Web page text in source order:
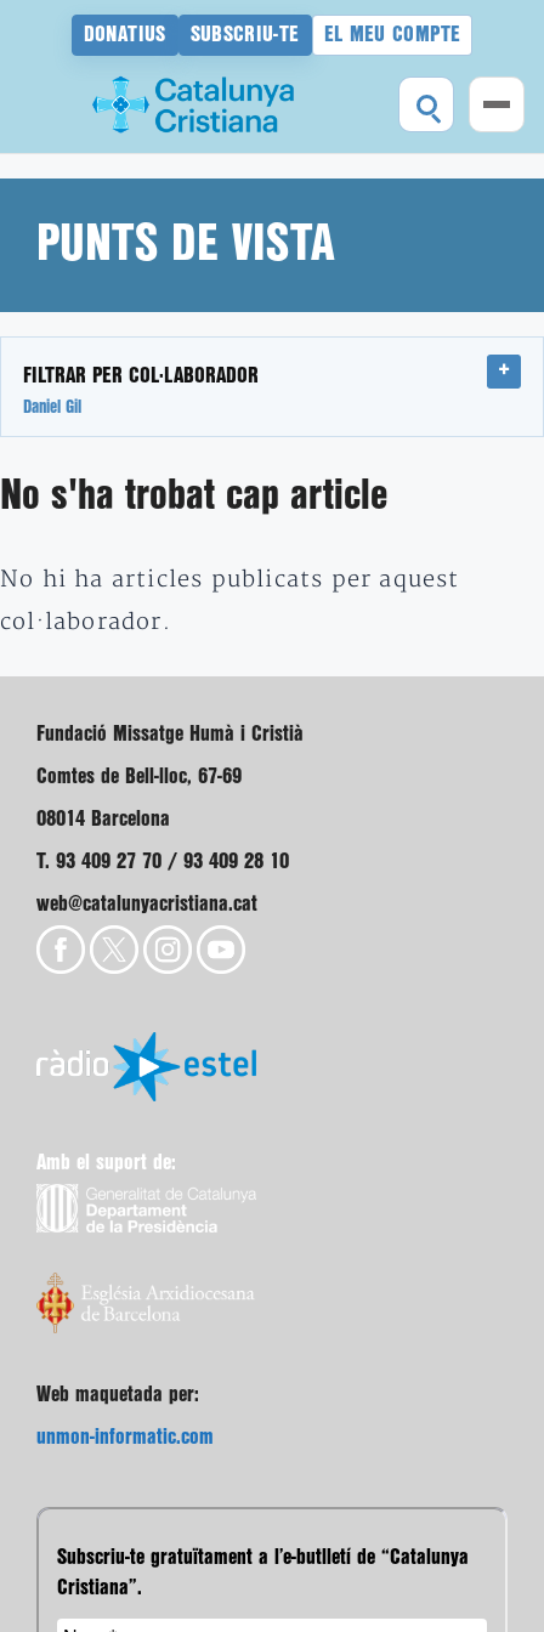
DONATIUS SUBSCRIU-TE EL MEU COMPTE
contingutPUNTS DE VISTA
FILTRAR PER COL·LABORADOR
Daniel Gil
No s'ha trobat cap article
No hi ha articles publicats per aquest
col·laborador.
Fundació Missatge Humà i Cristià
Comtes de Bell-lloc, 67-69
08014 Barcelona
T. 93 409 27 70 / 93 409 28 10
web@catalunyacristiana.cat
Amb el suport de:
Web maquetada per:
unmon-informatic.com
Subscriu-te gratuïtament a l’e-butlletí de “Catalunya
Cristiana”.